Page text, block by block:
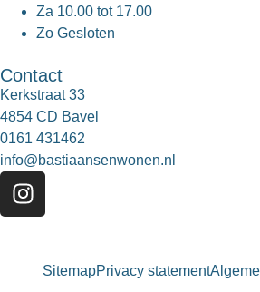
Za 10.00 tot 17.00
Zo Gesloten
Contact
Kerkstraat 33
4854 CD Bavel
0161 431462
info@bastiaansenwonen.nl
SitemapPrivacy statement